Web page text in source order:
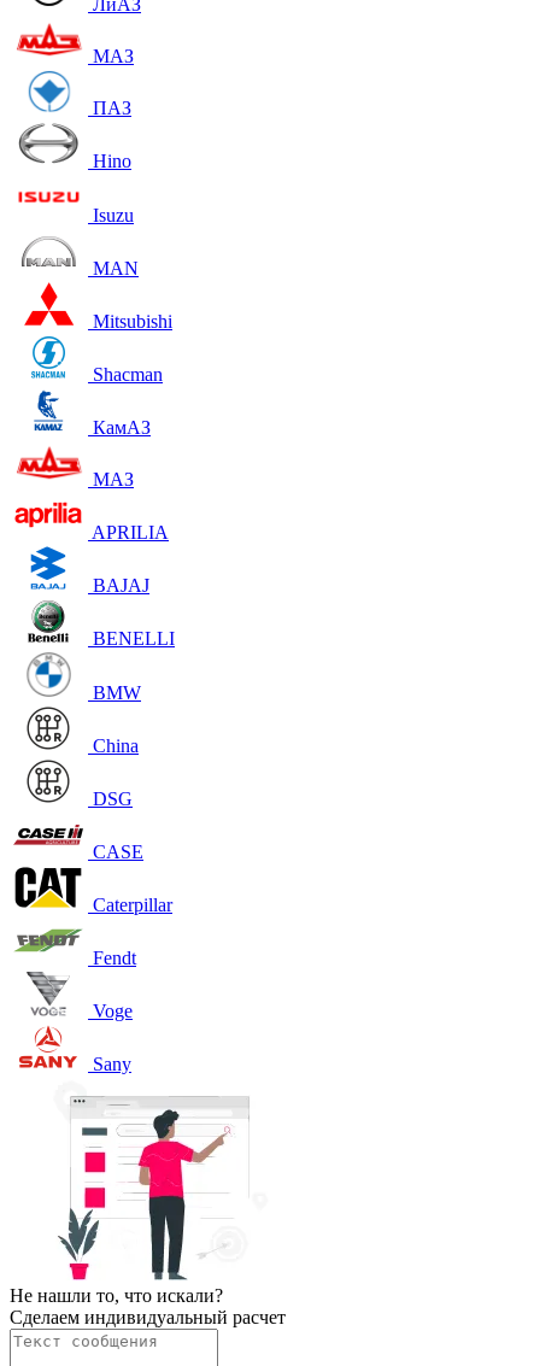
МАЗ
ПАЗ
Hino
Isuzu
MAN
Mitsubishi
Shacman
КамАЗ
МАЗ
APRILIA
BAJAJ
BENELLI
BMW
China
DSG
CASE
Caterpillar
Fendt
Voge
Sany
Не нашли то, что искали?
Сделаем индивидуальный расчет